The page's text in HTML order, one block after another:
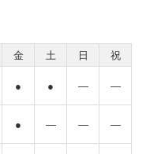
金 土 日
祝
● ● ― ―
● ― ― ―